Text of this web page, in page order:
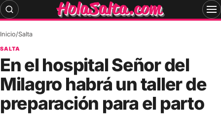
Skip
to
Inicio/Salta
SALTA
En el hospital Señor del
Milagro habrá un taller de
preparación para el parto